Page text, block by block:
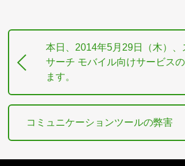
本日、2014年5月29日（木）、
サーチ モバイル向けサービス
ます。
コミュニケーションツールの弊害